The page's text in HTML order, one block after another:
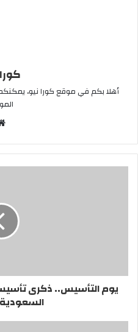
أهلا بكم في موقع كورا نيو،
يوم التأسيس.. ذكرى
السعودية